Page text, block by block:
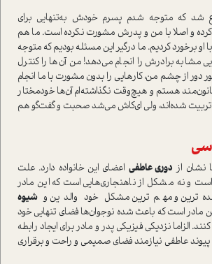
شد که متوجه شدم پسرم خودش به‌تنهایی برای
و اصلا با من و پدرش مشورت نکرده ا‌ست. ما هم
برخورد کردیم. ما درگیر این مسئله بودیم که متوجه
مشابه برادرش را انجام می‌دهد! من آن‌ها را کنترل
دور از چشم من‌، کارهایی را بدون مشورت با ما انجام
هستم و هیچ‌وقت نگذاشته‌ام آن‌ها خودمختار
تربیت شده‌اند، ولی ای‌کاش می‌شد صحبت و گفت‌گو هم
نشان از دوری عاطفی اعضای این خانواده دارد. علت
و نه مشکل از ناهنجاری‌هایی ا‌ست که این مادر
و مهم‌ترین مشکل خود والدین وشیوه
مادر ا‌ست که باعث شده نوجوان‌ها فضای تنهایی خود
الزاما نزدیکی فیزیکی پدر و مادر برای ایجاد رابطه
پیوند عاطفی نیازمند فضای صمیمی و راحت و برقراری